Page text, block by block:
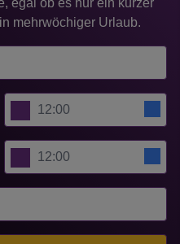
egal ob es nur ein kurzer
mehrwöchiger Urlaub.